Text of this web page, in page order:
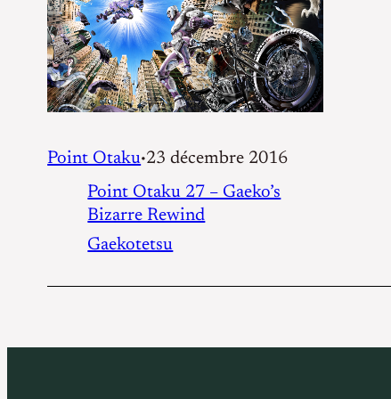
Point Otaku•23 décembre 2016
Point Otaku 27 – Gaeko’s
Bizarre Rewind
Gaekotetsu